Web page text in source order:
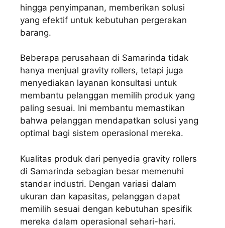
hingga penyimpanan, memberikan solusi
yang efektif untuk kebutuhan pergerakan
barang.
Beberapa perusahaan di Samarinda tidak
hanya menjual gravity rollers, tetapi juga
menyediakan layanan konsultasi untuk
membantu pelanggan memilih produk yang
paling sesuai. Ini membantu memastikan
bahwa pelanggan mendapatkan solusi yang
optimal bagi sistem operasional mereka.
Kualitas produk dari penyedia gravity rollers
di Samarinda sebagian besar memenuhi
standar industri. Dengan variasi dalam
ukuran dan kapasitas, pelanggan dapat
memilih sesuai dengan kebutuhan spesifik
mereka dalam operasional sehari-hari.